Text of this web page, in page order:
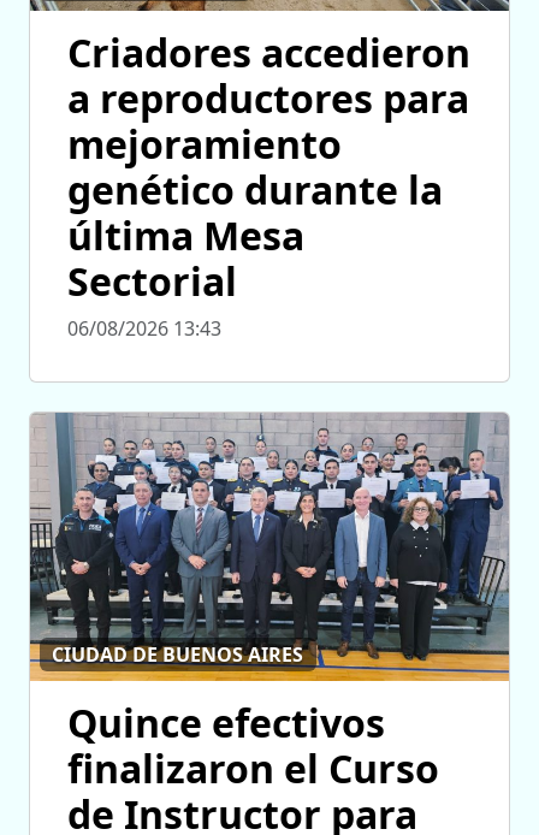
Criadores accedieron
a reproductores para
mejoramiento
genético durante la
última Mesa
Sectorial
06/08/2026 13:43
CIUDAD DE BUENOS AIRES
Quince efectivos
finalizaron el Curso
de Instructor para